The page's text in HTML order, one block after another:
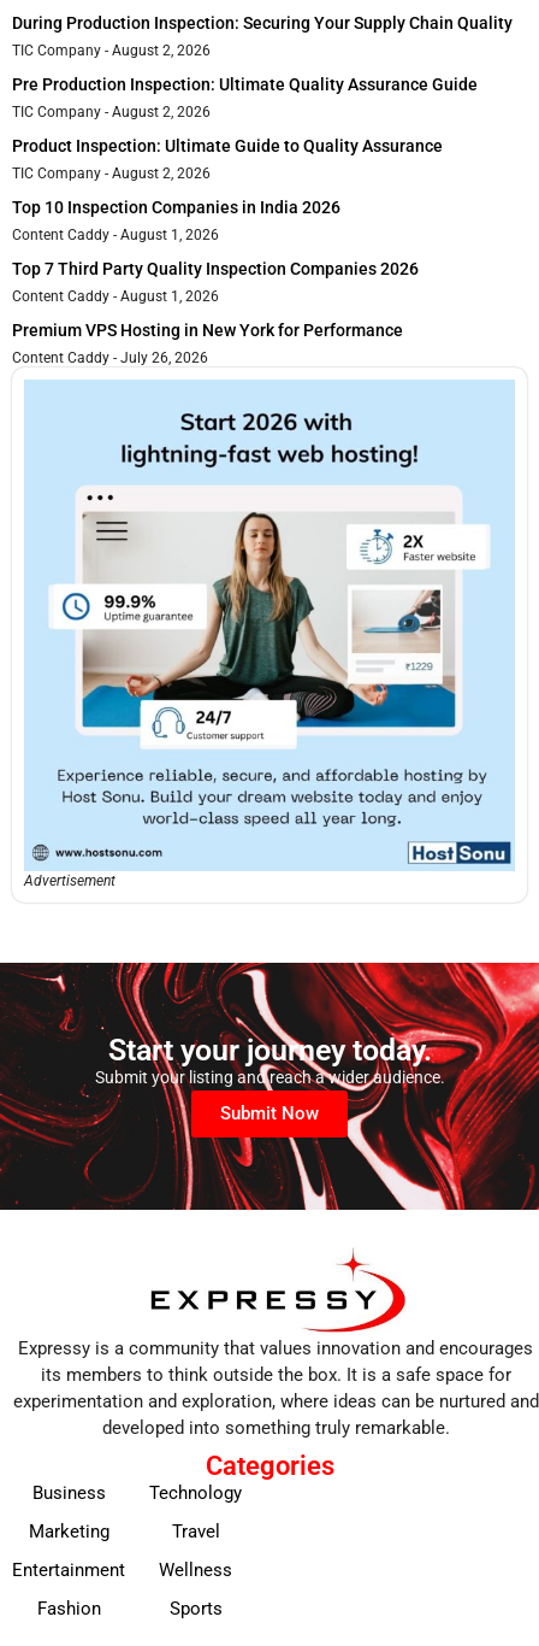
During Production Inspection: Securing Your Supply Chain Quality
TIC Company August 2, 2026
Pre Production Inspection: Ultimate Quality Assurance Guide
TIC Company August 2, 2026
Product Inspection: Ultimate Guide to Quality Assurance
TIC Company August 2, 2026
Top 10 Inspection Companies in India 2026
Content Caddy August 1, 2026
Top 7 Third Party Quality Inspection Companies 2026
Content Caddy August 1, 2026
Premium VPS Hosting in New York for Performance
Content Caddy July 26, 2026
Advertisement
Start your journey today.
Submit your listing and reach a wider audience.
Submit Now
Expressy is a community that values innovation and encourages
its members to think outside the box. It is a safe space for
experimentation and exploration, where ideas can be nurtured and
developed into something truly remarkable.
Categories
Business
Marketing
Entertainment
Fashion
Technology
Travel
Wellness
Sports